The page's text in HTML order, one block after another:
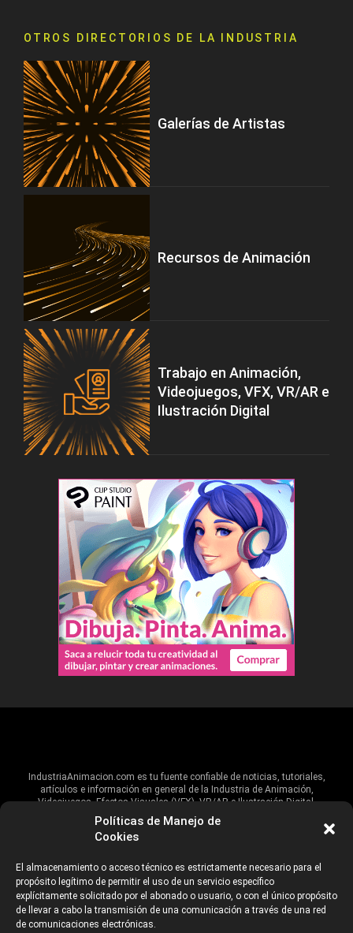
Políticas de Manejo de
Cookies
El almacenamiento o acceso técnico es estrictamente necesario para el
propósito legítimo de permitir el uso de un servicio específico
explícitamente solicitado por el abonado o usuario, o con el único propósito
de llevar a cabo la transmisión de una comunicación a través de una red
de comunicaciones electrónicas.
OTROS DIRECTORIOS DE LA INDUSTRIA
Galerías de Artistas
Recursos de Animación
Trabajo en Animación,
Videojuegos, VFX, VR/AR e
Ilustración Digital
IndustriaAnimacion.com es tu fuente confiable de noticias, tutoriales,
artículos e información en general de la Industria de Animación,
Videojuegos, Efectos Visuales (VFX), VR/AR e Ilustración Digital.
Hablamos de estas industrias y su alcance global, pero damos un énfasis
especial al talento, estudios, escuelas, eventos y organizaciones que
ANUNCIANTES AVISO DE PRIVACIDAD